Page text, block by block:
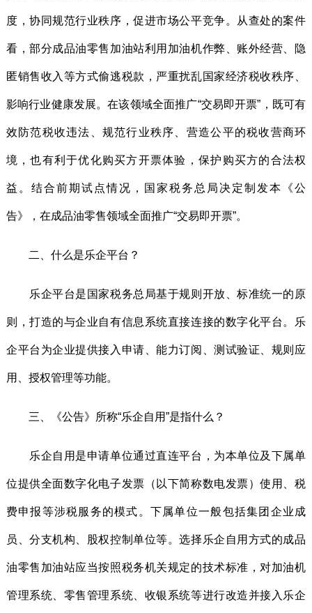
度，协同规范行业秩序，促进市场公平竞争。从查处的案件
看，部分成品油零售加油站利用加油机作弊、账外经营、隐
匿销售收入等方式偷逃税款，严重扰乱国家经济税收秩序、
影响行业健康发展。在该领域全面推广“交易即开票”，既可有
效防范税收违法、规范行业秩序、营造公平的税收营商环
境，也有利于优化购买方开票体验，保护购买方的合法权
益。结合前期试点情况，国家税务总局决定制发本《公
告》，在成品油零售领域全面推广“交易即开票”。
二、什么是乐企平台？
乐企平台是国家税务总局基于规则开放、标准统一的原
则，打造的与企业自有信息系统直接连接的数字化平台。乐
企平台为企业提供接入申请、能力订阅、测试验证、规则应
用、授权管理等功能。
三、《公告》所称“乐企自用”是指什么？
乐企自用是申请单位通过直连平台，为本单位及下属单
位提供全面数字化电子发票（以下简称数电发票）使用、税
费申报等涉税服务的模式。下属单位一般包括集团企业成
员、分支机构、股权控制单位等。选择乐企自用方式的成品
油零售加油站应当按照税务机关规定的技术标准，对加油机
管理系统、零售管理系统、收银系统等进行改造并接入乐企